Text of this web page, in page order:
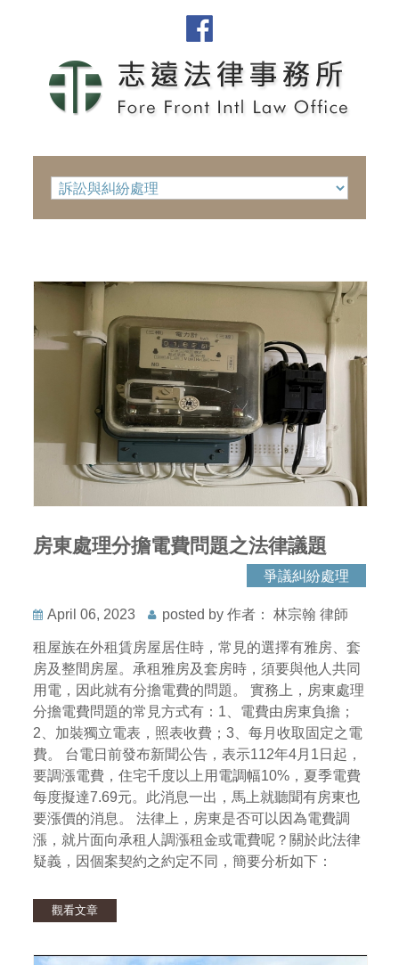
房東處理分擔電費問題之法律議題
爭議糾紛處理
April 06, 2023 posted by 作者： 林宗翰 律師
租屋族在外租賃房屋居住時，常見的選擇有雅房、套
房及整間房屋。承租雅房及套房時，須要與他人共同
用電，因此就有分擔電費的問題。 實務上，房東處理
分擔電費問題的常見方式有：1、電費由房東負擔；
2、加裝獨立電表，照表收費；3、每月收取固定之電
費。 台電日前發布新聞公告，表示112年4月1日起，
要調漲電費，住宅千度以上用電調幅10%，夏季電費
每度擬達7.69元。此消息一出，馬上就聽聞有房東也
要漲價的消息。 法律上，房東是否可以因為電費調
漲，就片面向承租人調漲租金或電費呢？關於此法律
疑義，因個案契約之約定不同，簡要分析如下：
觀看文章